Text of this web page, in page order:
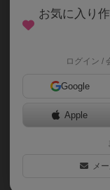
『トリックオアト
このゲームのトップペー
が近いボードゲームをラ
お気に入り
ログイン /
Google
Apple
メ